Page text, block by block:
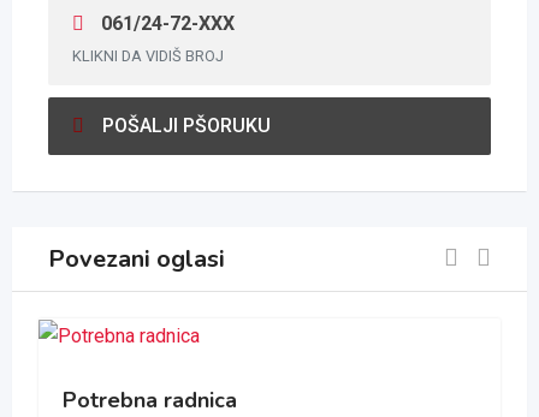
061/24-72-XXX
KLIKNI DA VIDIŠ BROJ
POŠALJI PŠORUKU
Povezani oglasi
Potrebna radnica